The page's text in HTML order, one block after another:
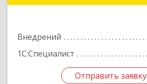
Внедрений
1С:Специалист
Отправить заявку
Отправить заявку